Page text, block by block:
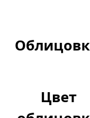
Цвет